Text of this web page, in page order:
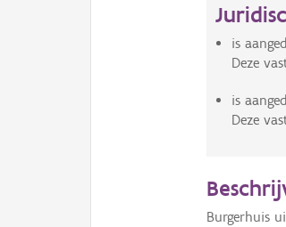
is
Deze
is
Deze
Burgerhuis